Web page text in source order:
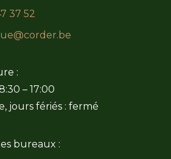
37 52
:
– 17:00
jours fériés : fermé
bureaux :